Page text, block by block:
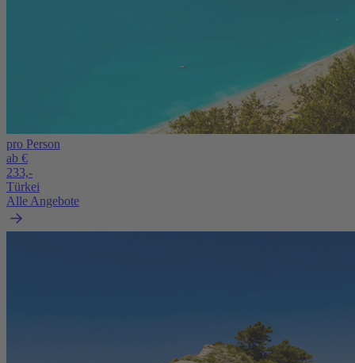
pro Person
ab €
233,-
Türkei
Alle Angebote